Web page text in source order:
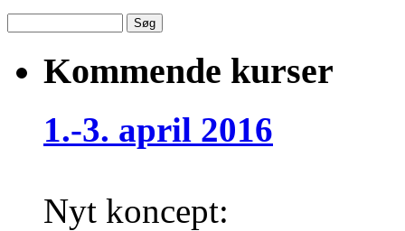
Kommende kurser
1.-3. april 2016
Nyt koncept: